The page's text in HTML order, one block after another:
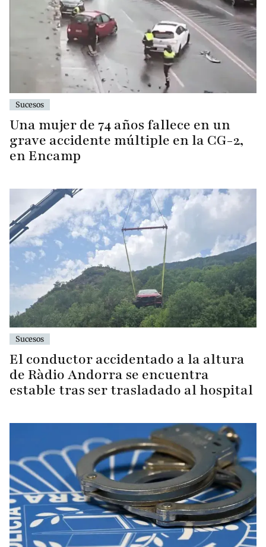
Sucesos
Una mujer de 74 años fallece en un
grave accidente múltiple en la CG-2,
en Encamp
Sucesos
El conductor accidentado a la altura
de Ràdio Andorra se encuentra
estable tras ser trasladado al hospital